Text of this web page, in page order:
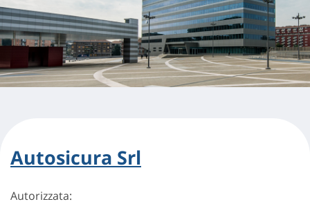
Autosicura Srl
Autorizzata: